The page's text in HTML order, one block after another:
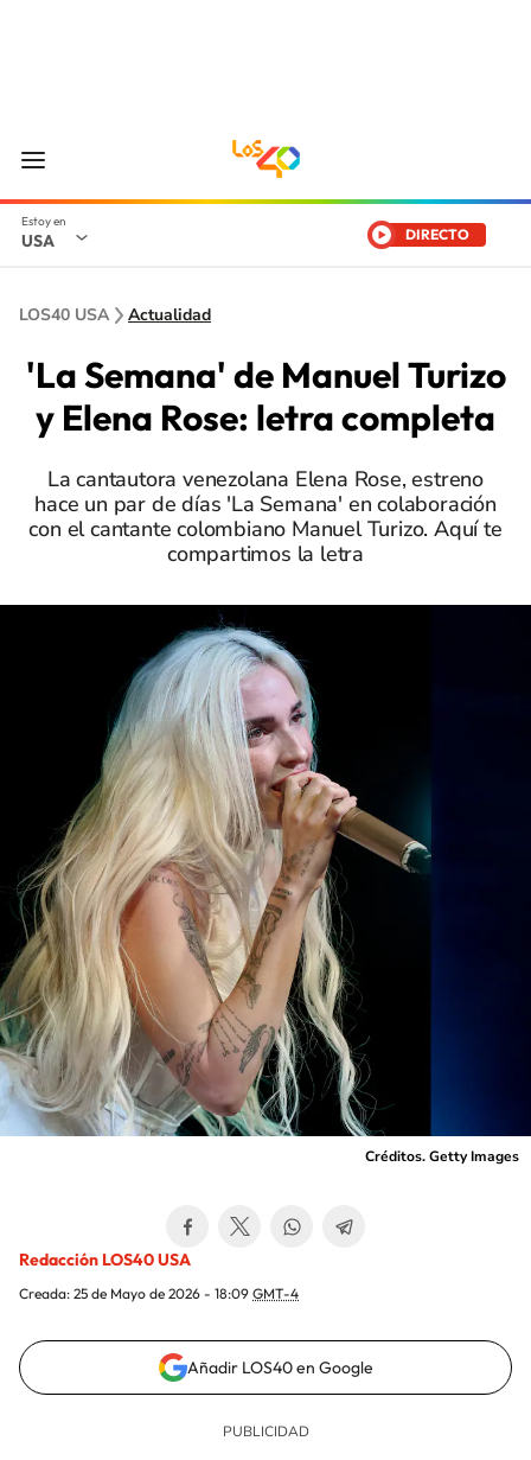
USA DIRECTO
LOS40 USA Actualidad
'La Semana' de Manuel Turizo
y Elena Rose: letra completa
La cantautora venezolana Elena Rose, estreno
hace un par de días 'La Semana' en colaboración
con el cantante colombiano Manuel Turizo. Aquí te
compartimos la letra
Créditos. Getty Images
Redacción LOS40 USA
Creada: 25 de Mayo de 2026 - 18:09 GMT-4
Añadir LOS40 en Google